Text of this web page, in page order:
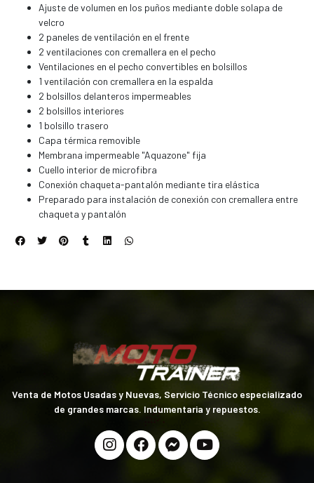
Ajuste de volumen en los puños mediante doble solapa de
velcro
2 paneles de ventilación en el frente
2 ventilaciones con cremallera en el pecho
Ventilaciones en el pecho convertibles en bolsillos
1 ventilación con cremallera en la espalda
2 bolsillos delanteros impermeables
2 bolsillos interiores
1 bolsillo trasero
Capa térmica removible
Membrana impermeable "Aquazone" fija
Cuello interior de microfibra
Conexión chaqueta-pantalón mediante tira elástica
Preparado para instalación de conexión con cremallera entre
chaqueta y pantalón
Venta de Motos Usadas y Nuevas, Servicio Técnico especializado
de grandes marcas. Indumentaria y repuestos.